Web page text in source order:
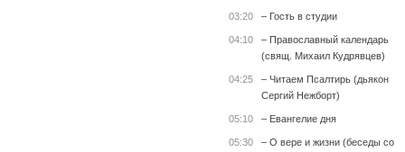
03:20 – Гость в студии
04:10
– Православный календарь
(свящ. Михаил Кудрявцев)
04:25
– Читаем Псалтирь (дьякон
Сергий Нежборт)
05:10 – Евангелие дня
05:30
– О вере и жизни (беседы со